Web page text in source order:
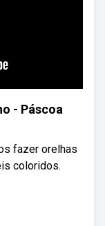
- Páscoa
fazer orelhas
coloridos.